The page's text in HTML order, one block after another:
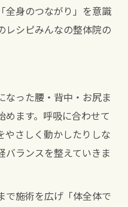
全身のつながり」を意識
レシピみんなの整体院の
なった腰・背中・お尻ま
めます。呼吸に合わせて
やさしく動かしたりしな
バランスを整えていきま
で施術を広げ「体全体で